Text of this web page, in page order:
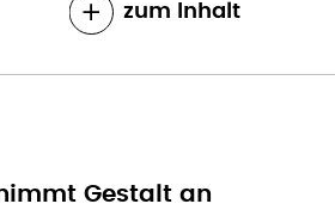
zum Inhalt
Gestalt an